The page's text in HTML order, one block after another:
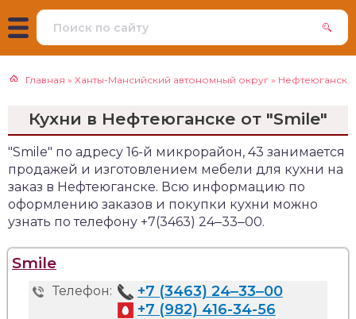
Главная » Ханты-Мансийский автономный округ » Нефтеюганск
Кухни в Нефтеюганске от "Smile"
"Smile" по адресу 16-й микрорайон, 43 занимается
продажей и изготовлением мебели для кухни на
заказ в Нефтеюганске. Всю информацию по
оформлению заказов и покупки кухни можно
узнать по телефону +7(3463) 24‒33‒00.
Smile
Телефон:
+7 (3463) 24‒33‒00
+7 (982) 416-34-56